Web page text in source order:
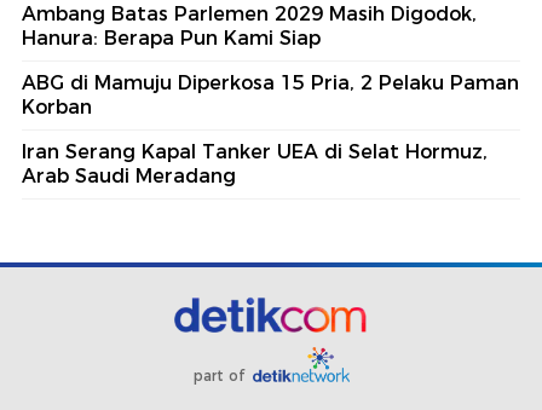
Ambang Batas Parlemen 2029 Masih Digodok,
Hanura: Berapa Pun Kami Siap
ABG di Mamuju Diperkosa 15 Pria, 2 Pelaku Paman
Korban
Iran Serang Kapal Tanker UEA di Selat Hormuz,
Arab Saudi Meradang
part of